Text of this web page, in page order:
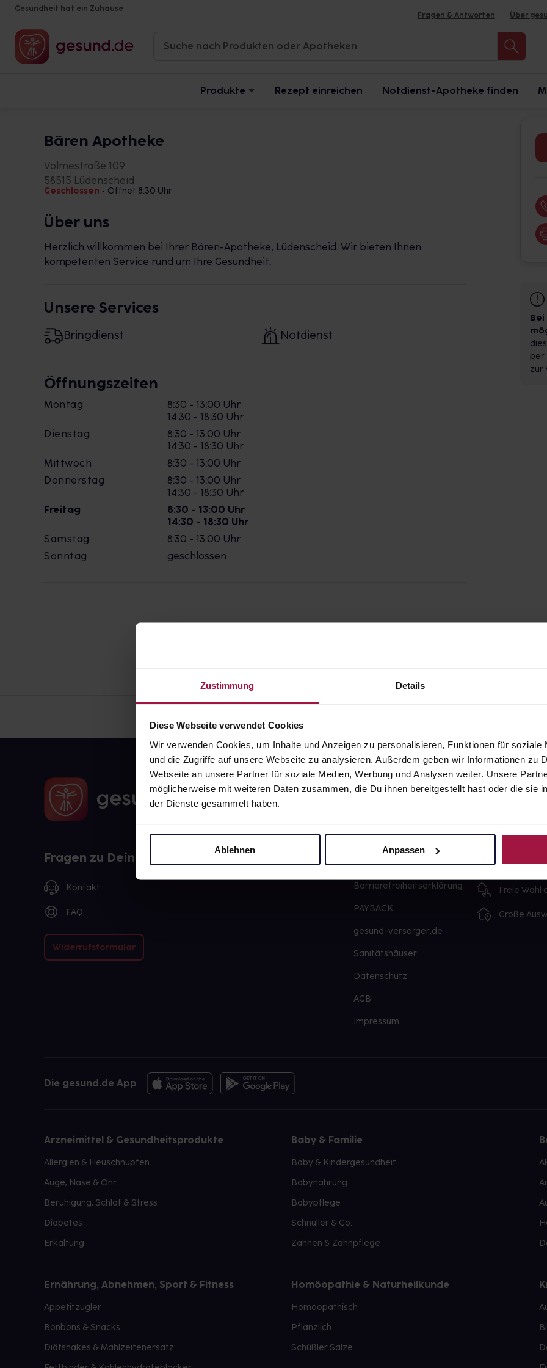
Zustimmung Details
Diese Webseite verwendet Cookies
Wir verwenden Cookies, um Inhalte und Anzeigen zu personalisieren, Funktionen für soziale
und die Zugriffe auf unsere Webseite zu analysieren. Außerdem geben wir Informationen zu
Webseite an unsere Partner für soziale Medien, Werbung und Analysen weiter. Unsere
möglicherweise mit weiteren Daten zusammen, die Du ihnen bereitgestellt hast oder die sie
der Dienste gesammelt haben.
Ablehnen Anpassen
Gesundheit hat ein Zuhause
Fragen & Antworten Über
Produkte Rezept einreichen Notdienst-Apotheke finden
Bären Apotheke
Volmestraße 109
58515 Lüdenscheid
Geschlossen • Öffnet 8:30 Uhr
Über uns
Herzlich willkommen bei Ihrer Bären-Apotheke, Lüdenscheid. Wir bieten Ihnen
kompetenten Service rund um Ihre Gesundheit.
Unsere Services
Bringdienst Notdienst
Öffnungszeiten
Montag
8:30 - 13:00 Uhr
14:30 - 18:30 Uhr
Dienstag
8:30 - 13:00 Uhr
14:30 - 18:30 Uhr
Mittwoch
8:30 - 13:00 Uhr
Donnerstag
8:30 - 13:00 Uhr
14:30 - 18:30 Uhr
Freitag
8:30 - 13:00 Uhr
14:30 - 18:30 Uhr
Samstag
8:30 - 13:00 Uhr
Sonntag
geschlossen
per
zur
Fragen zu Deiner Bestellung?
Kontakt
FAQ
Widerrufsformular
gesund.de
Newsletter
Barrierefreiheitserklärung
PAYBACK
gesund-versorger.de
Sanitätshäuser
Datenschutz
AGB
Impressum
Unsere
Lieferung
Artikel
Freie Wahl
Große
Die gesund.de App
Arzneimittel & Gesundheitsprodukte
Allergien & Heuschnupfen
Auge, Nase & Ohr
Beruhigung, Schlaf & Stress
Diabetes
Erkältung
Baby & Familie
Baby & Kindergesundheit
Babynahrung
Babypflege
Schnuller & Co.
Zahnen & Zahnpflege
Ernährung, Abnehmen, Sport & Fitness
Appetitzügler
Bonbons & Snacks
Diätshakes & Mahlzeitenersatz
Homöopathie & Naturheilkunde
Homöopathisch
Pflanzlich
Schüßler Salze